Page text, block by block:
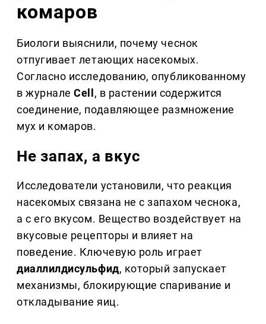
комаров
Биологи выяснили, почему чеснок
отпугивает летающих насекомых.
Согласно исследованию, опубликованному
в журналеCell , в растении содержится
соединение, подавляющее размножение
мух и комаров.
Не запах, а вкус
Исследователи установили, что реакция
насекомых связана не с запахом чеснока,
а с его вкусом. Вещество воздействует на
вкусовые рецепторы и влияет на
поведение. Ключевую роль играет
диаллилдисульфид, который запускает
механизмы, блокирующие спаривание и
откладывание яиц.